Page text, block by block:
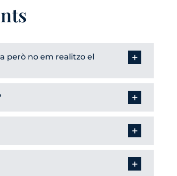
però no em realitzo el